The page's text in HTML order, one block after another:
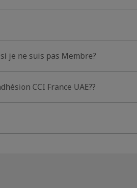
je ne suis pas Membre?
CCI France UAE??